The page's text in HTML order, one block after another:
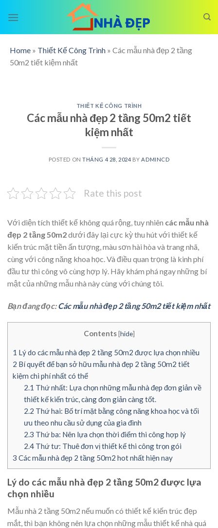
Home » Thiết Kế Công Trình » Các mẫu nhà đẹp 2 tầng
50m2 tiết kiệm nhất
THIẾT KẾ CÔNG TRÌNH
Các mẫu nhà đẹp 2 tầng 50m2 tiết
kiệm nhất
POSTED ONTHÁNG 4 28, 2024 BYADMINCD
Rate this post
Với diện tích thiết kế không quá rộng, tuy nhiên các mẫu nhà
đẹp 2 tầng 50m2dưới đây lại cực kỳ thu hút với thiết kế
kiến trúc mặt tiền ấn tượng, màu sơn hài hòa và trang nhã,
cùng với công năng khoa học. Và điều quan trọng là kinh phí
đầu tư thi công vô cùng hợp lý. Hãy khám phá ngay những bí
mật của những mẫu nhà này cùng với chúng tôi.
Bạn đang đọc:Các mẫu nhà đẹp 2 tầng 50m2 tiết kiệm nhất
Contents [hide]
1 Lý do các mẫu nhà đẹp 2 tầng 50m2 được lựa chọn nhiều
2 Bí quyết để bạn sở hữu mẫu nhà đẹp 2 tầng 50m2 tiết
kiệm chi phí nhất có thể
2.1 Thứ nhất: Lựa chọn những mẫu nhà đẹp đơn giản về
thiết kế kiến trúc, càng đơn giản càng tốt.
2.2 Thứ hai: Bố trí mặt bằng công năng khoa học và tối
ưu theo nhu cầu sử dụng của gia đình
2.3 Thứ ba: Nên lựa chọn thời điểm thi công hợp lý
2.4Thứ tư: Thuê đơn vị thiết kế thi công trọn gói
3 Các mẫu nhà đẹp 2 tầng 50m2 hot nhất hiện nay
Lý do các mẫu nhà đẹp 2 tầng 50m2 được lựa
chọn nhiều
Mẫu nhà 2 tầng 50m2 nếu muốn có thiết kế kiến trúc đẹp
mắt, thì bạn không nên lựa chọn những mẫu thiết kế nhà quá